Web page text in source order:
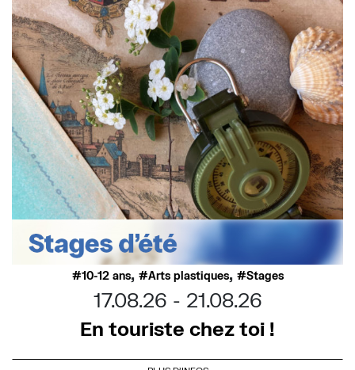
10-12 ans, Arts plastiques, Stages
17.08.26
21.08.26
En touriste chez toi !